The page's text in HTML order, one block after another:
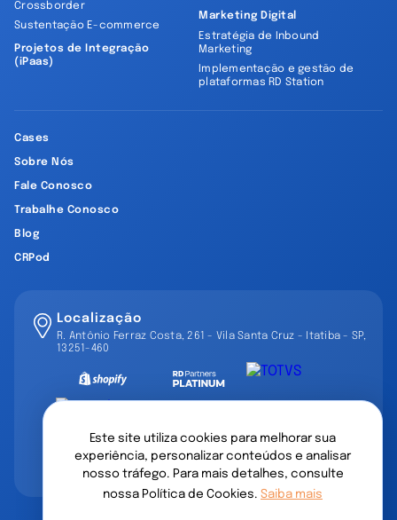
Este site utiliza cookies para melhorar sua
experiência, personalizar conteúdos e analisar
nosso tráfego. Para mais detalhes, consulte
nossa Política de Cookies. Saiba mais
Crossborder
Sustentação E-commerce
Projetos de Integração
(iPaas)
Marketing Digital
Estratégia de Inbound
Marketing
Implementação e gestão de
plataformas RD Station
Cases
Sobre Nós
Fale Conosco
Trabalhe Conosco
Blog
CRPod
Localização
R. Antônio Ferraz Costa, 261 - Vila Santa Cruz - Itatiba - SP,
13251-460